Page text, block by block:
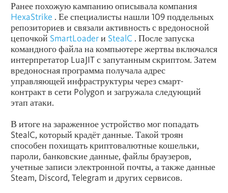
Ранее похожую кампанию описывала компания
HexaStrike . Ее специалисты нашли 109 поддельных
репозиториев и связали активность с вредоносной
цепочкой SmartLoaderи StealC . После запуска
командного файла на компьютере жертвы включался
интерпретатор LuaJIT с запутанным скриптом. Затем
вредоносная программа получала адрес
управляющей инфраструктуры через смарт-
контракт в сети Polygon и загружала следующий
этап атаки.
В итоге на зараженное устройство мог попадать
StealC, который крадёт данные. Такой троян
способен похищать криптовалютные кошельки,
пароли, банковские данные, файлы браузеров,
учетные записи электронной почты, а также данные
Steam, Discord, Telegram и других сервисов.